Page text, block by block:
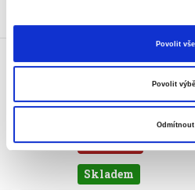
Povolit vše
Povolit
Odmítnout
Skladem
Etikety Avery
lepivost,
301,29 Kč vč. DPH
Koupit
Skladem